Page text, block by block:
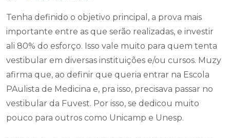
Tenha definido o objetivo principal, a prova mais
importante entre as que serão realizadas, e investir
ali 80% do esforço. Isso vale muito para quem tenta
vestibular em diversas instituições e/ou cursos. Muzy
afirma que, ao definir que queria entrar na Escola
PAulista de Medicina e, pra isso, precisava passar no
vestibular da Fuvest. Por isso, se dedicou muito
pouco para outros como Unicamp e Unesp.